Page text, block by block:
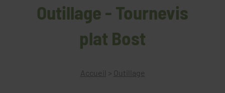
Outillage - Tournevis
plat Bost
Accueil > Outillage